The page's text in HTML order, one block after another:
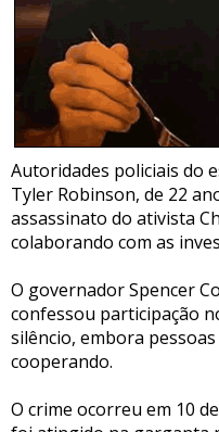
Autoridades policiais do
Tyler Robinson, de 22
assassinato do ativista
colaborando com as
O governador Spencer
confessou participação
silêncio, embora
cooperando.
O crime ocorreu em 10